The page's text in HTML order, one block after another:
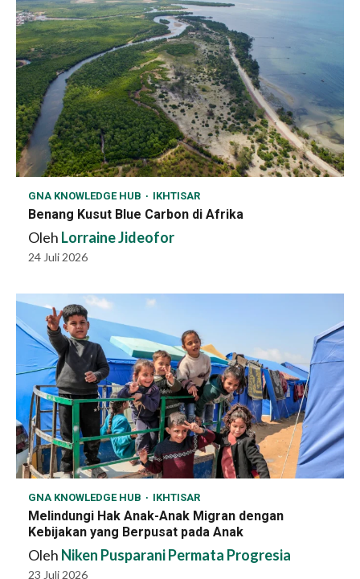
GNA KNOWLEDGE HUB IKHTISAR
Benang Kusut Blue Carbon di Afrika
Oleh Lorraine Jideofor
24 Juli 2026
GNA KNOWLEDGE HUB IKHTISAR
Melindungi Hak Anak-Anak Migran dengan
Kebijakan yang Berpusat pada Anak
Oleh Niken Pusparani Permata Progresia
23 Juli 2026